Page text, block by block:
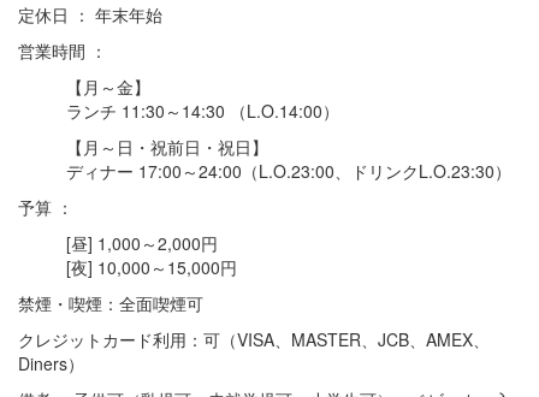
定休日 ： 年末年始
営業時間 ：
【月～金】
ランチ 11:30～14:30 （L.O.14:00）
【月～日・祝前日・祝日】
ディナー 17:00～24:00（L.O.23:00、ドリンクL.O.23:30）
予算 ：
[昼] 1,000～2,000円
[夜] 10,000～15,000円
禁煙・喫煙：全面喫煙可
クレジットカード利用：可（VISA、MASTER、JCB、AMEX、
Diners）